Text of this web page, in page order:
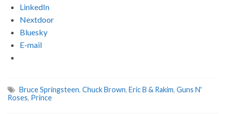
LinkedIn
Nextdoor
Bluesky
E-mail
Bruce Springsteen, Chuck Brown, Eric B & Rakim, Guns N'
Roses, Prince